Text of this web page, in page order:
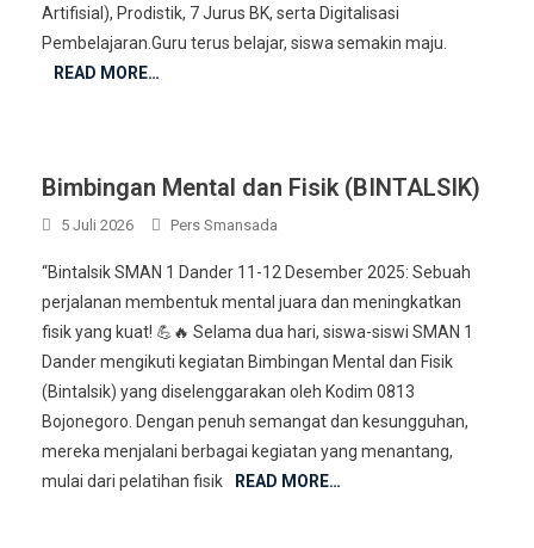
Artifisial), Prodistik, 7 Jurus BK, serta Digitalisasi
Pembelajaran.Guru terus belajar, siswa semakin maju.
READ MORE…
Bimbingan Mental dan Fisik (BINTALSIK)
5 Juli 2026 Pers Smansada
“Bintalsik SMAN 1 Dander 11-12 Desember 2025: Sebuah
perjalanan membentuk mental juara dan meningkatkan
fisik yang kuat! 💪🔥 Selama dua hari, siswa-siswi SMAN 1
Dander mengikuti kegiatan Bimbingan Mental dan Fisik
(Bintalsik) yang diselenggarakan oleh Kodim 0813
Bojonegoro. Dengan penuh semangat dan kesungguhan,
mereka menjalani berbagai kegiatan yang menantang,
mulai dari pelatihan fisik
READ MORE…